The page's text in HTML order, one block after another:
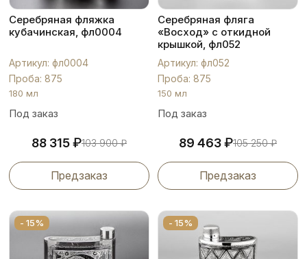
Серебряная фляжка
кубачинская, фл0004
Артикул: фл0004
Проба: 875
180 мл
Под заказ
88 315₽103 900₽
Предзаказ
Серебряная фляга
«Восход» с откидной
крышкой, фл052
Артикул: фл052
Проба: 875
150 мл
Под заказ
89 463₽105 250₽
Предзаказ
- 15% - 15%